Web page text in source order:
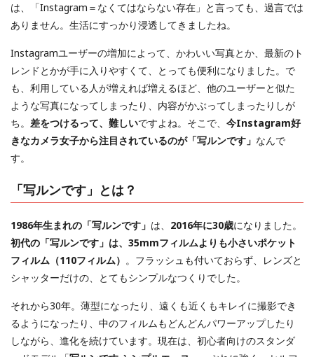
は、「Instagram＝なくてはならない存在」と言っても、過言では
ありません。生活にすっかり浸透してきましたね。
Instagramユーザーの増加によって、かわいい写真とか、最新のト
レンドとかが手に入りやすくて、とっても便利になりました。で
も、利用している人が増えれば増えるほど、他のユーザーと似た
ような写真になってしまったり、内容がかぶってしまったりしが
ち。 差をつけるって、難しいですよね。そこで、 今Instagram好
きなカメラ女子から注目されているのが「写ルンです」 なんで
す。
「写ルンです」とは？
1986年生まれの「写ルンです」 は、 2016年に30歳になりました。
初代の「写ルンです」は、35mmフィルムよりも小さいポケット
フィルム（110フィルム） 。フラッシュも付いておらず、レンズと
シャッターだけの、とてもシンプルなつくりでした。
それから30年。薄型になったり、遠くも近くもキレイに撮影でき
るようになったり、中のフィルムもどんどんパワーアップしたり
しながら、進化を続けています。現在は、初心者向けのスタンダ